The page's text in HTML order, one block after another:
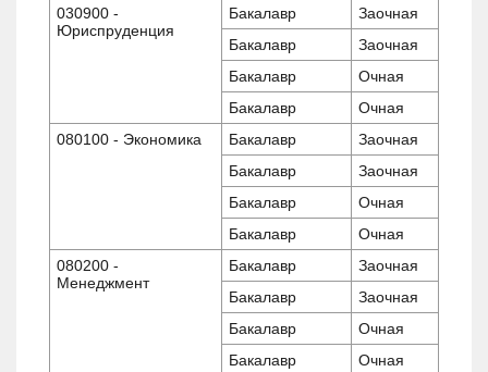
030900 -
Юриспруденция
Бакалавр
Заочная
Бакалавр
Заочная
Бакалавр
Очная
Бакалавр
Очная
080100 - Экономика
Бакалавр
Заочная
Бакалавр
Заочная
Бакалавр
Очная
Бакалавр
Очная
080200 -
Менеджмент
Бакалавр
Заочная
Бакалавр
Заочная
Бакалавр
Очная
Бакалавр
Очная